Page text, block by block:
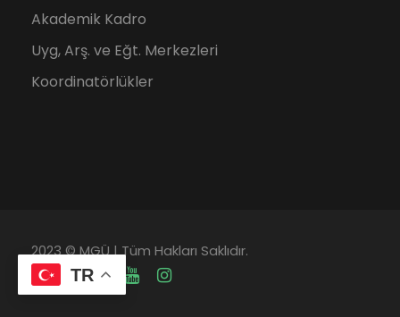
Akademik Kadro
Uyg, Arş. ve Eğt. Merkezleri
Koordinatörlükler
2023 © MGÜ | Tüm Hakları Saklıdır.
TR